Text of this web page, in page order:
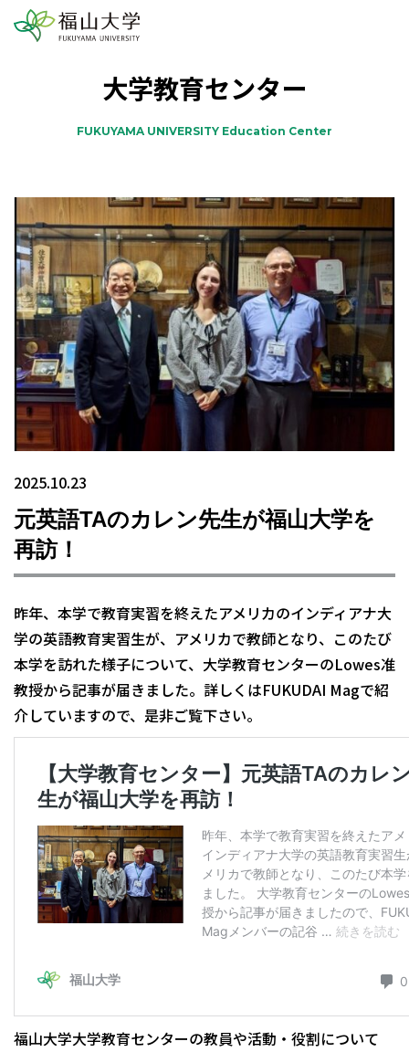
大学教育センター
FUKUYAMA UNIVERSITY Education Center
2025.10.23
元英語TAのカレン先生が福山大学を
再訪！
昨年、本学で教育実習を終えたアメリカのインディアナ大
学の英語教育実習生が、アメリカで教師となり、このたび
本学を訪れた様子について、大学教育センターのLowes准
教授から記事が届きました。詳しくはFUKUDAI Magで紹
介していますので、是非ご覧下さい。
福山大学大学教育センターの教員や活動・役割について